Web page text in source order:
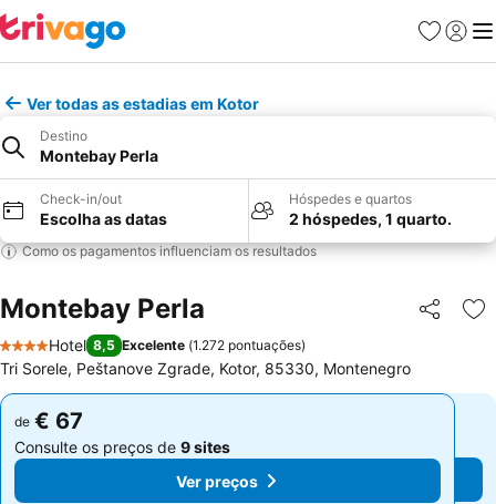
Favoritos
Iniciar
Ver todas as estadias em Kotor
Destino
Montebay Perla
Check-in/out
Escolha as datas
Hóspedes e quartos
2 hóspedes, 1 quarto.
Como os pagamentos influenciam os resultados
Montebay Perla Partilhar
4 Estrelas
Hotel 8,5 Excelente (1.272 pontuações)
Tri Sorele, Peštanove Zgrade, Kotor, 85330, Montenegro
de € 67
Consulte os preços de 9 sites
Ver preços
de € 67
Consulte os preços de 9 sites
Ver preços